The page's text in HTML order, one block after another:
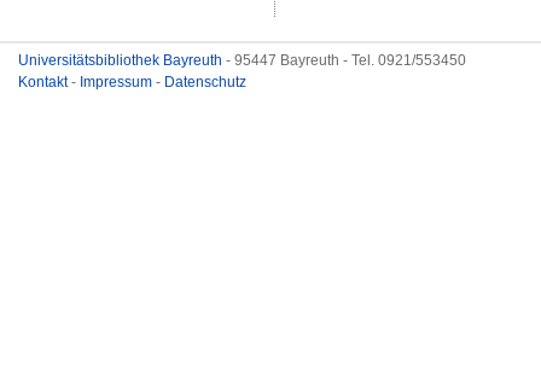
Universitätsbibliothek Bayreuth - 95447 Bayreuth - Tel. 0921/553450
Kontakt- Impressum - Datenschutz